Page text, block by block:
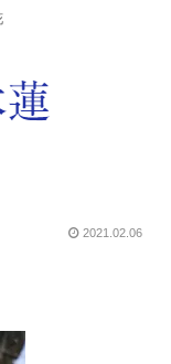
2021.02.06